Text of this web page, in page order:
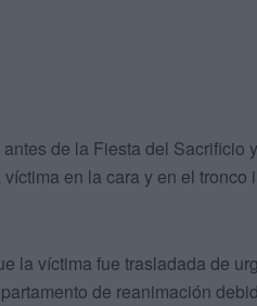
de la Fiesta del Sacrificio
en la cara y en el tronco
la víctima fue trasladada de
de reanimación